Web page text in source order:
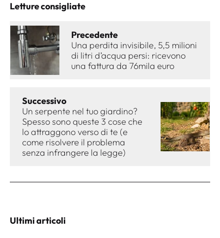
Letture consigliate
Precedente
Una perdita invisibile, 5,5 milioni
di litri d’acqua persi: ricevono
una fattura da 76mila euro
Successivo
Un serpente nel tuo giardino?
Spesso sono queste 3 cose che
lo attraggono verso di te (e
come risolvere il problema
senza infrangere la legge)
Ultimi articoli